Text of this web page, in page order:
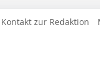
Kontakt zur Redaktion